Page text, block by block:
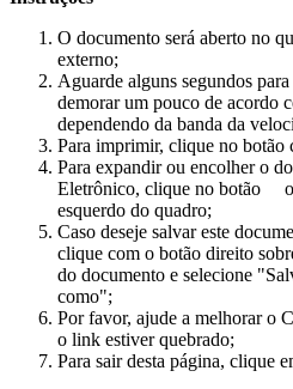
O documento será aberto no
externo;
Aguarde alguns segundos
demorar um pouco de acordo
dependendo da banda da
Para imprimir, clique no botão
Para expandir ou encolher o
Eletrônico, clique no botão
esquerdo do quadro;
Caso deseje salvar este
clique com o botão direito
do documento e selecione
como";
Por favor, ajude a melhorar o
o link estiver quebrado;
Para sair desta página, clique